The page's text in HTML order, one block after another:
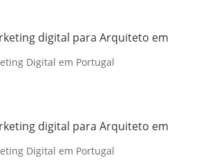
digital para Arquiteto em
Digital em Portugal
digital para Arquiteto em
Digital em Portugal